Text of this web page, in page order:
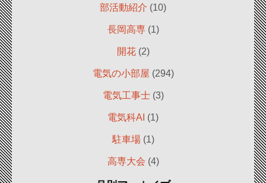
部活動紹介 (10)
長岡高専(1)
開花(2)
電気の小部屋 (294)
電気工事士(3)
電気科AI (1)
駐車場(1)
高専大会 (4)